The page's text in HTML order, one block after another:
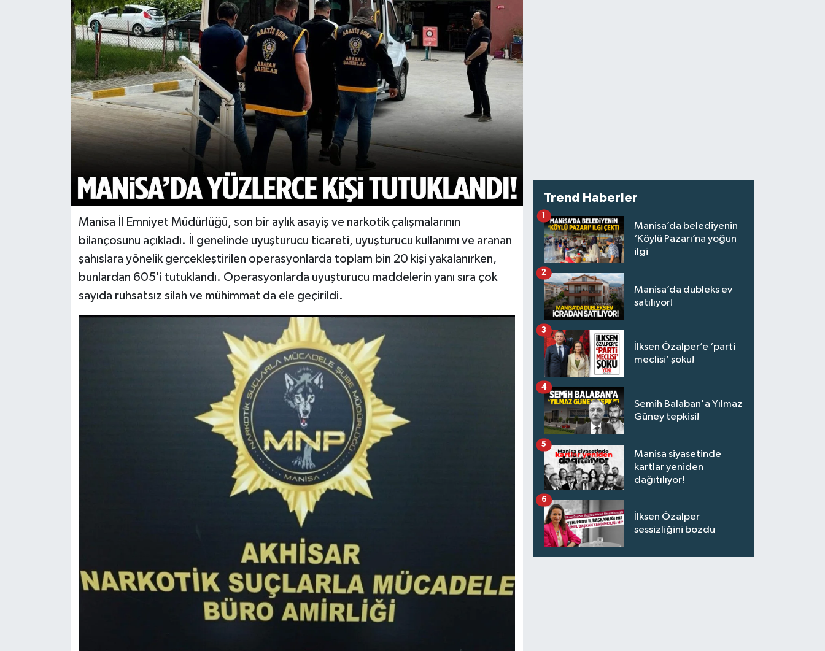
Manisa İl Emniyet Müdürlüğü, son bir aylık asayiş ve narkotik çalışmalarının
bilançosunu açıkladı. İl genelinde uyuşturucu ticareti, uyuşturucu kullanımı ve aranan
şahıslara yönelik gerçekleştirilen operasyonlarda toplam bin 20 kişi yakalanırken,
bunlardan 605'i tutuklandı. Operasyonlarda uyuşturucu maddelerin yanı sıra çok
sayıda ruhsatsız silah ve mühimmat da ele geçirildi.
Trend Haberler
Manisa’da belediyenin
‘Köylü Pazarı’na yoğun
ilgi
1
Manisa’da dubleks ev
satılıyor!
2
İlksen Özalper’e ‘parti
meclisi’ şoku!
3
Semih Balaban'a Yılmaz
Güney tepkisi!
4
Manisa siyasetinde
kartlar yeniden
dağıtılıyor!
5
İlksen Özalper
sessizliğini bozdu
6